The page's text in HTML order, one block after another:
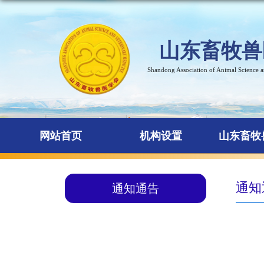
山东畜牧
Shandong Association of Animal Science
网站首页 机构设置 山东畜
通知通告 通